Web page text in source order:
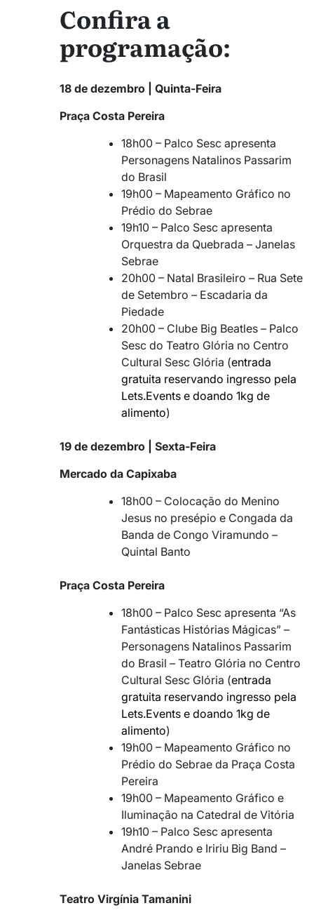
Confira a
programação:
18 de dezembro | Quinta-Feira
Praça Costa Pereira
18h00 – Palco Sesc apresenta
Personagens Natalinos Passarim
do Brasil
19h00 – Mapeamento Gráfico no
Prédio do Sebrae
19h10 – Palco Sesc apresenta
Orquestra da Quebrada – Janelas
Sebrae
20h00 – Natal Brasileiro – Rua Sete
de Setembro – Escadaria da
Piedade
20h00 – Clube Big Beatles – Palco
Sesc do Teatro Glória no Centro
Cultural Sesc Glória (entrada
gratuita reservando ingresso pela
Lets.Events e doando 1kg de
alimento)
19 de dezembro | Sexta-Feira
Mercado da Capixaba
18h00 – Colocação do Menino
Jesus no presépio e Congada da
Banda de Congo Viramundo –
Quintal Banto
Praça Costa Pereira
18h00 – Palco Sesc apresenta “As
Fantásticas Histórias Mágicas” –
Personagens Natalinos Passarim
do Brasil – Teatro Glória no Centro
Cultural Sesc Glória (entrada
gratuita reservando ingresso pela
Lets.Events e doando 1kg de
alimento)
19h00 – Mapeamento Gráfico no
Prédio do Sebrae da Praça Costa
Pereira
19h00 – Mapeamento Gráfico e
Iluminação na Catedral de Vitória
19h10 – Palco Sesc apresenta
André Prando e Iririu Big Band –
Janelas Sebrae
Teatro Virgínia Tamanini